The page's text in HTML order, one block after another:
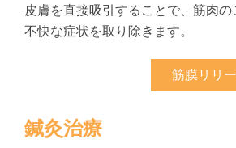
皮膚を直接吸引することで、筋肉
不快な症状を取り除きます。
筋膜リリ
鍼灸治療